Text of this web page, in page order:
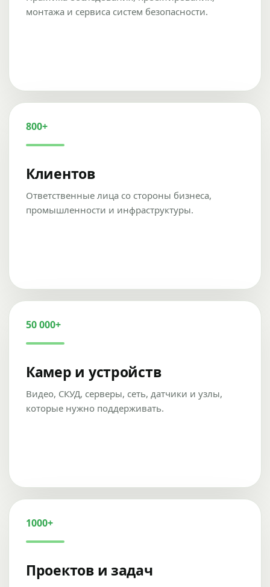
монтажа и сервиса систем безопасности.
800+
Клиентов
Ответственные лица со стороны бизнеса,
промышленности и инфраструктуры.
50 000+
Камер и устройств
Видео, СКУД, серверы, сеть, датчики и узлы,
которые нужно поддерживать.
1000+
Проектов и задач